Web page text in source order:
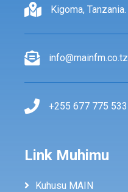
Kigoma, Tanzania.
info@mainfm.co.tz
+255 677 775 533
Link Muhimu
Kuhusu MAIN